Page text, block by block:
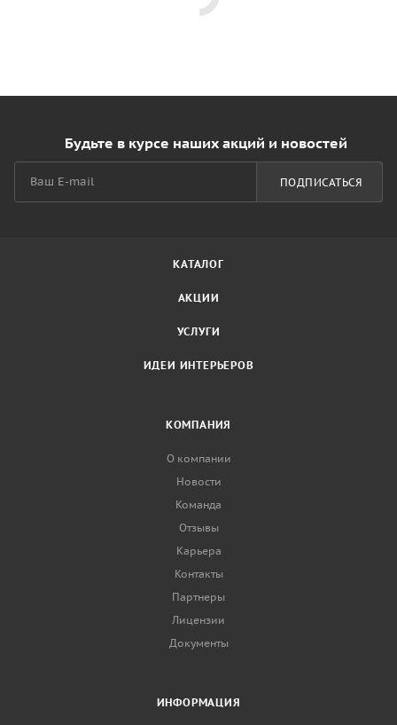
Будьте в курсе наших акций и новостей
ПОДПИСАТЬСЯ
КАТАЛОГ
АКЦИИ
УСЛУГИ
ИДЕИ ИНТЕРЬЕРОВ
КОМПАНИЯ
О компании
Новости
Команда
Отзывы
Карьера
Контакты
Партнеры
Лицензии
Документы
ИНФОРМАЦИЯ